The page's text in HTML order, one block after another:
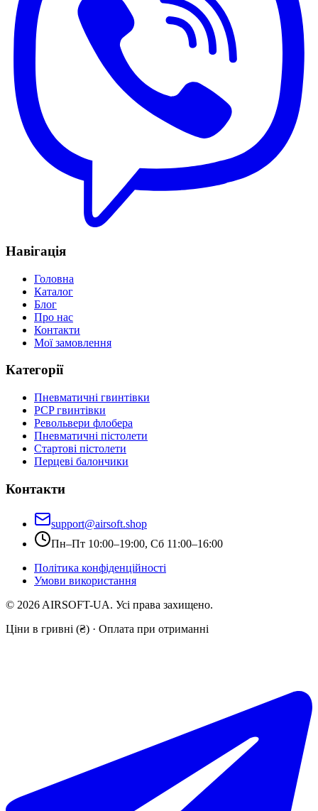
Навігація
Головна
Каталог
Блог
Про нас
Контакти
Мої замовлення
Категорії
Пневматичні гвинтівки
PCP гвинтівки
Револьвери флобера
Пневматичні пістолети
Стартові пістолети
Перцеві балончики
Контакти
support@airsoft.shop
Пн–Пт 10:00–19:00, Сб 11:00–16:00
Політика конфіденційності
Умови використання
© 2026 AIRSOFT-UA. Усі права захищено.
Ціни в гривні (₴) · Оплата при отриманні